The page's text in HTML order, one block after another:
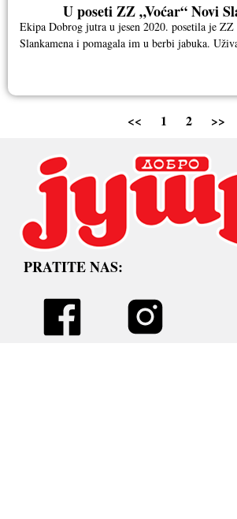
U poseti ZZ „Voćar“ Novi
Ekipa Dobrog jutra u jesen 2020. posetila je ZZ
Slankamena i pomagala im u berbi jabuka.
<< 1 2 >>
PRATITE NAS: